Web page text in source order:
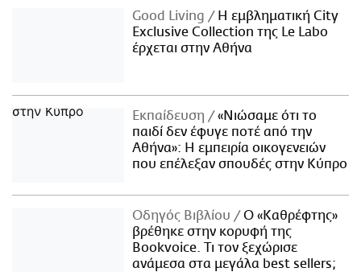
Good Living
Η εμβληματική City
Exclusive Collection της Le Labo
έρχεται στην Αθήνα
Εκπαίδευση
«Νιώσαμε ότι το
παιδί δεν έφυγε ποτέ από την
Αθήνα»: Η εμπειρία οικογενειών
που επέλεξαν σπουδές στην Κύπρο
Οδηγός Βιβλίου
Ο «Καθρέφτης»
βρέθηκε στην κορυφή της
Bookvoice. Τι τον ξεχώρισε
ανάμεσα στα μεγάλα best sellers;